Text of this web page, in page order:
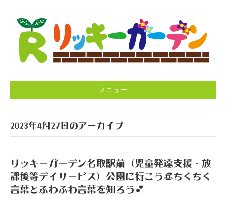
メニュー
2023年4月27日のアーカイブ
リッキーガーデン名取駅前（児童発達支援・放
課後等デイサービス）公園に行こう👒ちくちく
言葉とふわふわ言葉を知ろう💕